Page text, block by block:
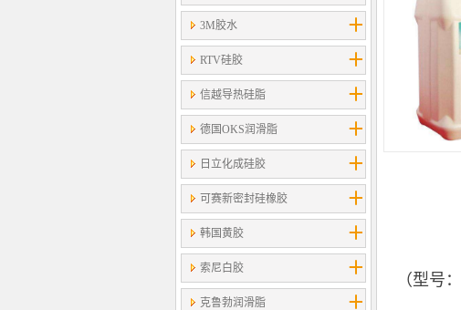
3M胶水
RTV硅胶
信越导热硅脂
德国OKS润滑脂
日立化成硅胶
可赛新密封硅橡胶
韩国黄胶
索尼白胶
克鲁勃润滑脂
（型号：